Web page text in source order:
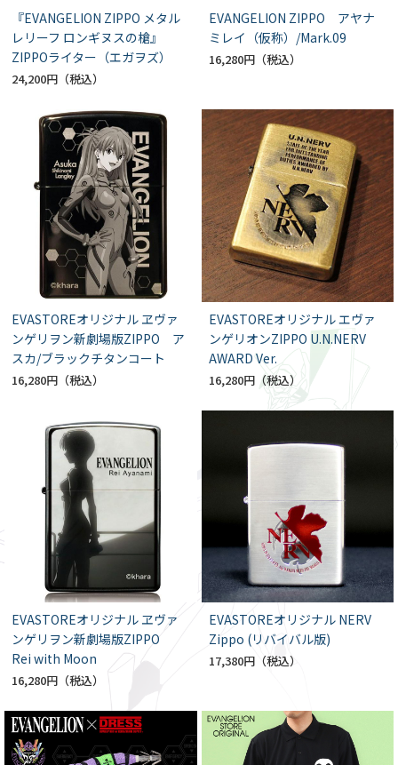
『EVANGELION ZIPPO メタル
レリーフ ロンギヌスの槍』
ZIPPOライター（エガヲズ）
24,200円
EVANGELION ZIPPO アヤナ
ミレイ（仮称）/Mark.09
16,280円
EVASTOREオリジナル ヱヴァ
ンゲリヲン新劇場版ZIPPO ア
スカ/ブラックチタンコート
16,280円
EVASTOREオリジナル エヴァ
ンゲリオンZIPPO U.N.NERV
AWARD Ver.
16,280円
EVASTOREオリジナル ヱヴァ
ンゲリヲン新劇場版ZIPPO
Rei with Moon
16,280円
EVASTOREオリジナル NERV
Zippo (リバイバル版)
17,380円